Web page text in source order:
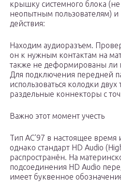
крышку системного блока
неопытным пользователям)
действия:
Находим аудиоразъем.
он к нужным контактам на
также не деформированы ли
Для подключения передней
использоваться колодки двух
раздельные коннекторы с
Важно этот момент учесть
Тип AC’97 в настоящее время
однако стандарт HD Audio
распространён. На
подсоединения HD Audio
имеет буквенное